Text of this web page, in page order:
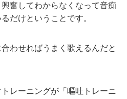
奮してわからなくなって音痴
だけということです。
わせればうまく歌えるんだと
レーニングが「嘔吐トレーニ